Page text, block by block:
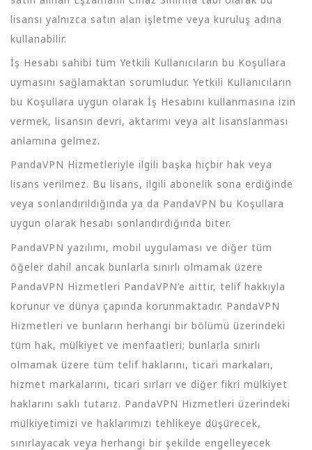
lisansı yalnızca satın alan işletme veya kuruluş adına
kullanabilir.
İş Hesabı sahibi tüm Yetkili Kullanıcıların bu Koşullara
uymasını sağlamaktan sorumludur. Yetkili Kullanıcıların
bu Koşullara uygun olarak İş Hesabını kullanmasına izin
vermek, lisansın devri, aktarımı veya alt lisanslanması
anlamına gelmez.
PandaVPN Hizmetleriyle ilgili başka hiçbir hak veya
lisans verilmez. Bu lisans, ilgili abonelik sona erdiğinde
veya sonlandırıldığında ya da PandaVPN bu Koşullara
uygun olarak hesabı sonlandırdığında biter.
PandaVPN yazılımı, mobil uygulaması ve diğer tüm
öğeler dahil ancak bunlarla sınırlı olmamak üzere
PandaVPN Hizmetleri PandaVPN’e aittir, telif hakkıyla
korunur ve dünya çapında korunmaktadır. PandaVPN
Hizmetleri ve bunların herhangi bir bölümü üzerindeki
tüm hak, mülkiyet ve menfaatleri; bunlarla sınırlı
olmamak üzere tüm telif haklarını, ticari markaları,
hizmet markalarını, ticari sırları ve diğer fikri mülkiyet
haklarını saklı tutarız. PandaVPN Hizmetleri üzerindeki
mülkiyetimizi ve haklarımızı tehlikeye düşürecek,
sınırlayacak veya herhangi bir şekilde engelleyecek